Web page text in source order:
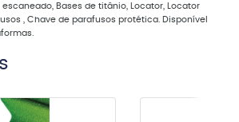
Bases de titânio, Locator, Locator
, Chave de parafusos protética. Disponível